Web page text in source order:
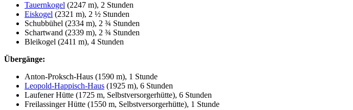
Tauernkogel (2247 m), 2 Stunden
Eiskogel (2321 m), 2 ½ Stunden
Schubbühel (2334 m), 2 ¾ Stunden
Schartwand (2339 m), 2 ¾ Stunden
Bleikogel (2411 m), 4 Stunden
Übergänge:
Anton-Proksch-Haus (1590 m), 1 Stunde
Leopold-Happisch-Haus (1925 m), 6 Stunden
Laufener Hütte (1725 m, Selbstversorgerhütte), 6 Stunden
Freilassinger Hütte (1550 m, Selbstversorgerhütte), 1 Stunde